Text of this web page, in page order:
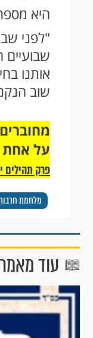
היא
"לפני
אותנו
שוב
מלחמת
על אחת
פרק תהילים
עוד